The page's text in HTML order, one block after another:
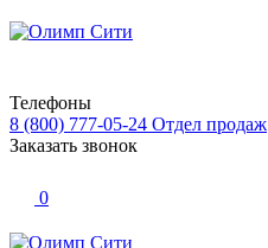
Телефоны
8 (800) 777-05-24 Отдел продаж
Заказать звонок
0